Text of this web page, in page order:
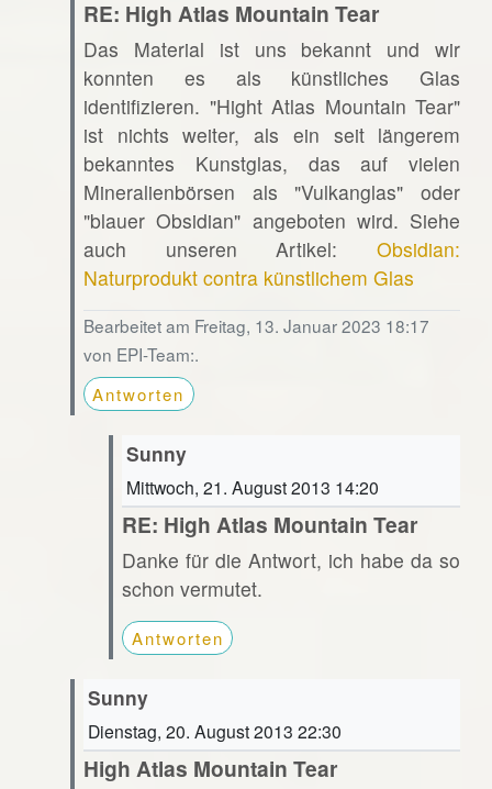
RE: High Atlas Mountain Tear
Das Material ist uns bekannt und wir
konnten es als künstliches Glas
identifizieren. "Hight Atlas Mountain Tear"
ist nichts weiter, als ein seit längerem
bekanntes Kunstglas, das auf vielen
Mineralienbörsen als "Vulkanglas" oder
"blauer Obsidian" angeboten wird. Siehe
auch unseren Artikel:Obsidian:
Naturprodukt contra künstlichem Glas
Bearbeitet am Freitag, 13. Januar 2023 18:17
von EPI-Team:.
Antworten
Sunny
Mittwoch, 21. August 2013 14:20
RE: High Atlas Mountain Tear
Danke für die Antwort, ich habe da so
schon vermutet.
Antworten
Sunny
Dienstag, 20. August 2013 22:30
High Atlas Mountain Tear